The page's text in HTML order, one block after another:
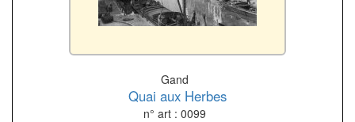
Gand
Quai aux Herbes
n° art : 0099